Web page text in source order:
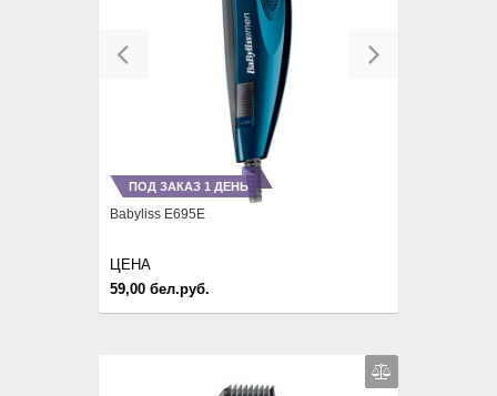
Previous
ПОД ЗАКАЗ 1 ДЕНЬ
Babyliss E695E
59,00 бел.руб.
ЦЕНА